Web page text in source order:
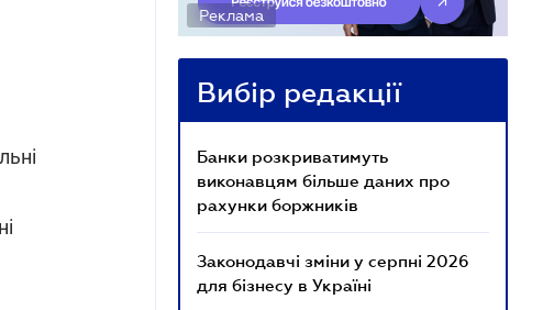
Реклама
Вибір редакції
Банки розкриватимуть
виконавцям більше даних про
рахунки боржників
Законодавчі зміни у серпні 2026
для бізнесу в Україні